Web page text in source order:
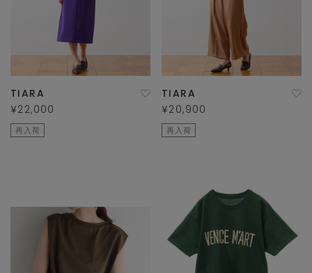
TIARA
¥22,000
再入荷
TIARA
¥20,900
再入荷